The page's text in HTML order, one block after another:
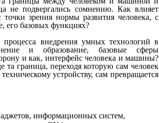
не подвергались сомнению. Как влияет
зрения нормы развития человека, с
его базовых функциях?
внедрения умных технологий в
и образование, базовые сферы
и как, интерфейс человека и машины?
граница, переходя которую сам человек
устройству, сам превращается
информационных систем,